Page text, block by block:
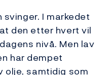
I markedet
den etter hvert vil
nivå. Men lav
har dempet
olje, samtidig som